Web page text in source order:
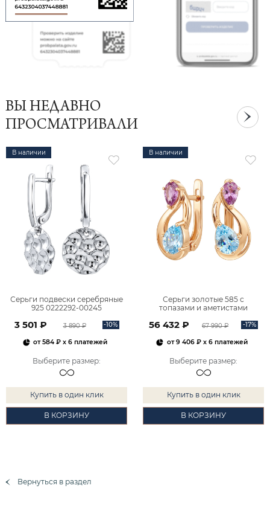
ВЫ НЕДАВНО
ПРОСМАТРИВАЛИ
В наличии
Серьги подвески серебряные
925 0222292-00245
3 501 ₽ 3 890 ₽ -10%
от584 ₽ x 6 платежей
Выберите размер:
Купить в один клик
В КОРЗИНУ
В наличии
Серьги золотые 585 с
топазами и аметистами
56 432 ₽ 67 990 ₽ -17%
от9 406 ₽x 6 платежей
Выберите размер:
Купить в один клик
В КОРЗИНУ
Вернуться в раздел